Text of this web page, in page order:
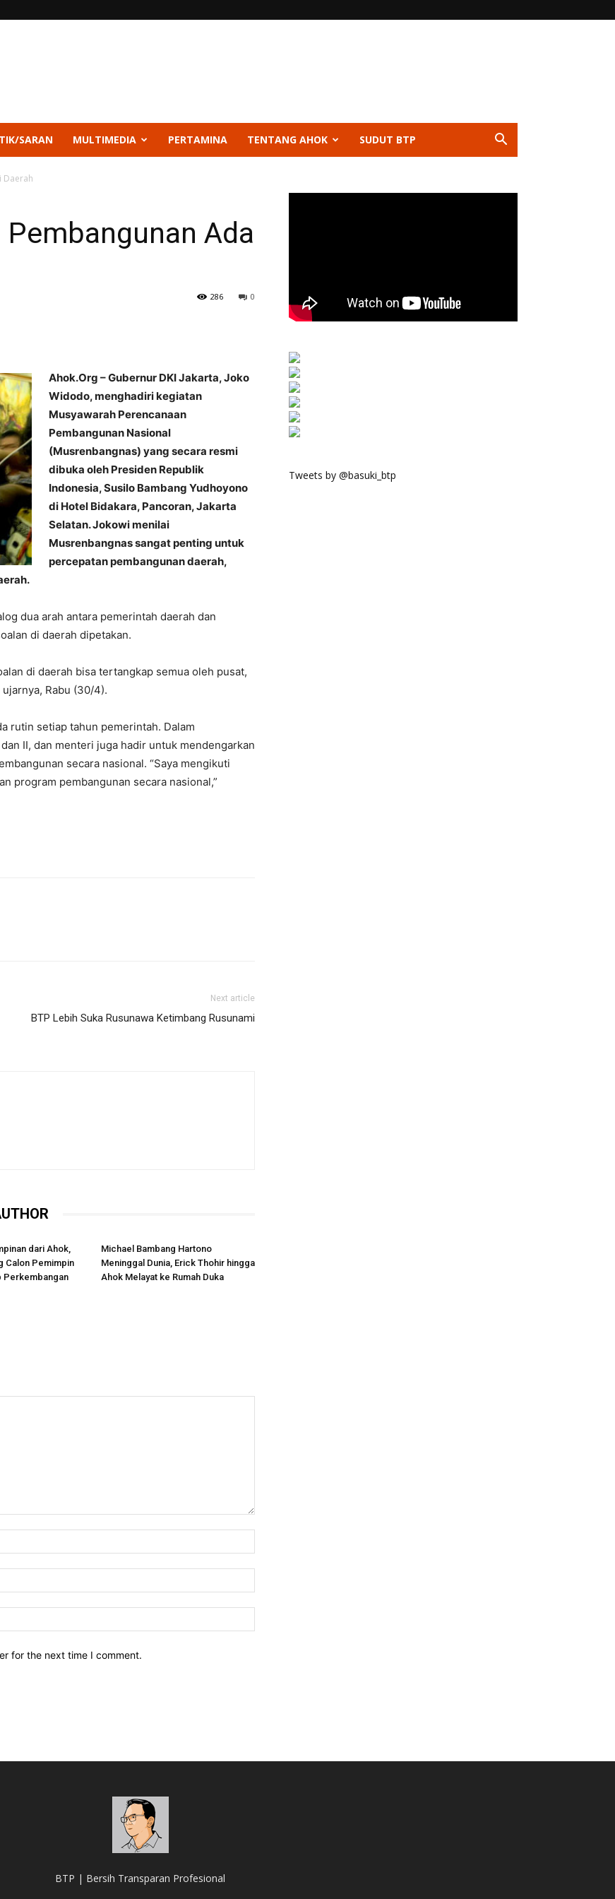
SARAN MULTIMEDIA PERTAMINA TENTANG AHOK SUDUT BTP
Daerah
Ada
0
286
Ahok.Org – Gubernur DKI Jakarta, Joko
Widodo, menghadiri kegiatan
Musyawarah Perencanaan
Pembangunan Nasional
(Musrenbangnas) yang secara resmi
dibuka oleh Presiden Republik
Indonesia, Susilo Bambang Yudhoyono
di Hotel Bidakara, Pancoran, Jakarta
Selatan. Jokowi menilai
Musrenbangnas sangat penting untuk
percepatan pembangunan daerah,
dua arah antara pemerintah daerah dan
di daerah dipetakan.
di daerah bisa tertangkap semua oleh pusat,
Rabu (30/4).
rutin setiap tahun pemerintah. Dalam
II, dan menteri juga hadir untuk mendengarkan
secara nasional. “Saya mengikuti
program pembangunan secara nasional,”
Next article
BTP Lebih Suka Rusunawa Ketimbang Rusunami
dari Ahok,
Calon Pemimpin
Perkembangan
Michael Bambang Hartono
Meninggal Dunia, Erick Thohir hingga
Ahok Melayat ke Rumah Duka
for the next time I comment.
Tweets by @basuki_btp
BTP | Bersih Transparan Profesional